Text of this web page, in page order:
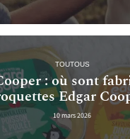
TOUTOUS
: où sont
Edgar
10 mars 2026